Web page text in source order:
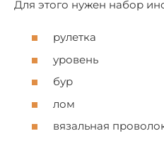
Для этого нужен набор
рулетка
уровень
бур
лом
вязальная